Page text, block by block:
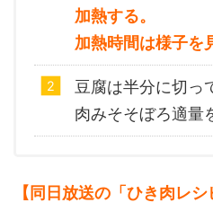
加熱する。
加熱時間は様子を
豆腐は半分に切っ
肉みそそぼろ適量
【同日放送の「ひき肉レ